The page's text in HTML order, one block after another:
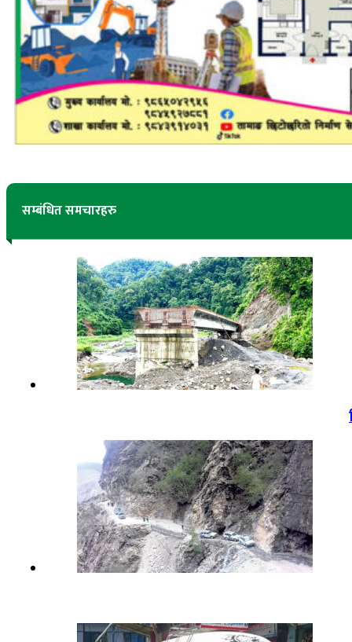
सम्बंधित समचारहरु